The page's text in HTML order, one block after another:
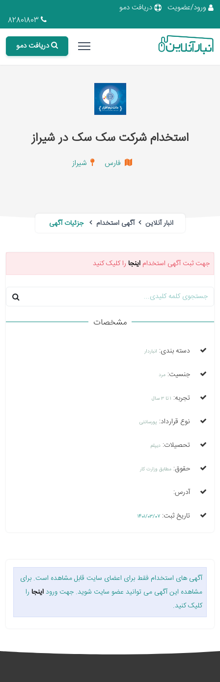
ورود/عضویت
دریافت دمو
دریافت دمو
استخدام شرکت سک سک در شیراز
فارس شیراز
انبار آنلاین آگهی استخدام جزئیات آگهی
جهت ثبت آگهی استخدام اینجا را کلیک کنید
مشخصات
دسته بندی: انباردار
جنسیت: مرد
تجربه: 1 تا 3 سال
نوع قرارداد: پورسانتی
تحصیلات: دیپلم
حقوق: مطابق وزارت کار
آدرس:
تاریخ ثبت: 1401/03/07
آگهی های استخدام فقط برای اعضای سایت قابل مشاهده است. برای
مشاهده این آگهی می توانید عضو سایت شوید. جهت ورود اینجا را
کلیک کنید.